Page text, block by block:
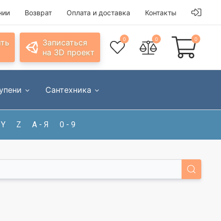
Возврат Оплата и доставка Контакты
Записаться
на 3D проект
0 0 0
Сантехника
Y Z А - Я 0 - 9